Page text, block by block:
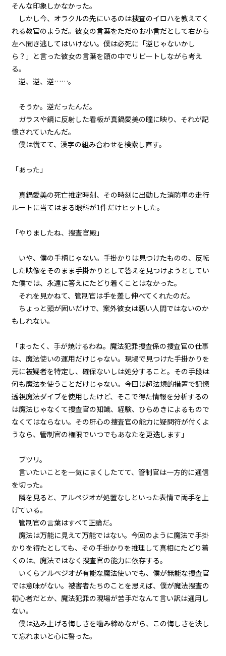
『Monsters（怪物たち）』＜１
８＞
第２話
『Monsters（怪物たち）』＜１
『Grimoire（魔導書）』＜１＞
第３話
『Grimoire（魔導書）』＜４＞
第３話
『Grimoire（魔導書）』＜５＞
第３話
『Grimoire（魔導書）』＜７＞
第３話
『Grimoire（魔導書）』＜８＞
第３話
第３話
『Grimoire（魔導書）』＜１１
第３話
『Grimoire（魔導書）』＜１２
＞
第３話
そんな印象しかなかった。
しかし今、オラクルの先にいるのは捜査のイロハを教えてく
れる教官のようだ。彼女の言葉をただのお小言だとして右から
左へ聞き逃してはいけない。僕は必死に「逆じゃないかし
ら？」と言った彼女の言葉を頭の中でリピートしながら考え
る。
逆、逆、逆……。
そうか。逆だったんだ。
ガラスや鏡に反射した看板が真鍋愛美の瞳に映り、それが記
憶されていたんだ。
僕は慌てて、漢字の組み合わせを検索し直す。
「あった」
真鍋愛美の死亡推定時刻、その時刻に出動した消防車の走行
ルートに当てはまる眼科が1件だけヒットした。
「やりましたね、捜査官殿」
いや、僕の手柄じゃない。手掛かりは見つけたものの、反転
した映像をそのまま手掛かりとして答えを見つけようとしてい
た僕では、永遠に答えにたどり着くことはなかった。
それを見かねて、管制官は手を差し伸べてくれたのだ。
ちょっと頭が固いだけで、案外彼女は悪い人間ではないのか
もしれない。
「まったく、手が焼けるわね。魔法犯罪捜査係の捜査官の仕事
は、魔法使いの運用だけじゃない。現場で見つけた手掛かりを
元に被疑者を特定し、確保ないしは処分すること。その手段は
何も魔法を使うことだけじゃない。今回は超法規的措置で記憶
透視魔法ダイブを使用したけど、そこで得た情報を分析するの
は魔法じゃなくて捜査官の知識、経験、ひらめきによるもので
なくてはならない。その肝心の捜査官の能力に疑問符が付くよ
うなら、管制官の権限でいつでもあなたを更迭します」
ブツリ。
言いたいことを一気にまくしたてて、管制官は一方的に通信
を切った。
隣を見ると、アルペジオが処置なしといった表情で両手を上
げている。
管制官の言葉はすべて正論だ。
魔法は万能に見えて万能ではない。今回のように魔法で手掛
かりを得たとしても、その手掛かりを推理して真相にたどり着
くのは、魔法ではなく捜査官の能力に依存する。
いくらアルペジオが有能な魔法使いでも、僕が無能な捜査官
では意味がない。被害者たちのことを思えば、僕が魔法捜査の
初心者だとか、魔法犯罪の現場が苦手だなんて言い訳は通用し
ない。
僕は込み上げる悔しさを噛み締めながら、この悔しさを決し
て忘れまいと心に誓った。